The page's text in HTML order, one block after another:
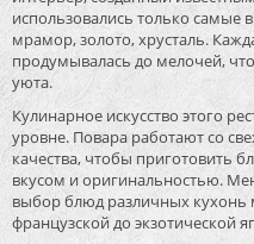
использовались только самые
мрамор, золото, хрусталь.
продумывалась до мелочей,
уюта.
Кулинарное искусство этого
уровне. Повара работают со
качества, чтобы приготовить
вкусом и оригинальностью.
выбор блюд различных кухонь
французской до экзотической